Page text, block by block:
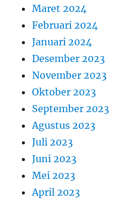
Maret 2024
Februari 2024
Januari 2024
Desember 2023
November 2023
Oktober 2023
September 2023
Agustus 2023
Juli 2023
Juni 2023
Mei 2023
April 2023